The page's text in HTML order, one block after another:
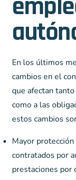
En los últimos
cambios en el
que afectan
como a las
estos cambios
Mayor
contratados por
prestaciones por